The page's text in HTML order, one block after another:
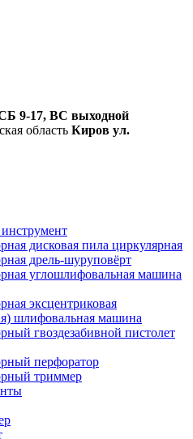
9-17, ВС выходной
область Киров ул.
дисковая пила циркулярная
дрель-шуруповёрт
углошлифовальная машина
эксцентриковая
шлифовальная машина
гвоздезабивной пистолет
перфоратор
триммер